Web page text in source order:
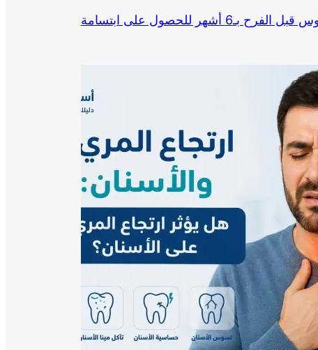
ما هي تحضيرات أسنان العروس قبل الفرح بـ6 أشهر للحصول على ابتسامة